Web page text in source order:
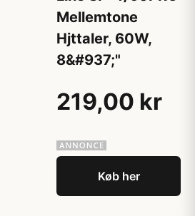
Mellemtone
Hjttaler, 60W,
8&#937;"
219,00 kr
Køb her